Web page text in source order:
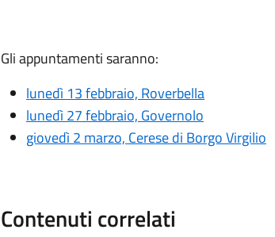
Gli appuntamenti saranno:
lunedì 13 febbraio, Roverbella
lunedì 27 febbraio, Governolo
giovedì 2 marzo, Cerese di Borgo Virgilio
Contenuti correlati